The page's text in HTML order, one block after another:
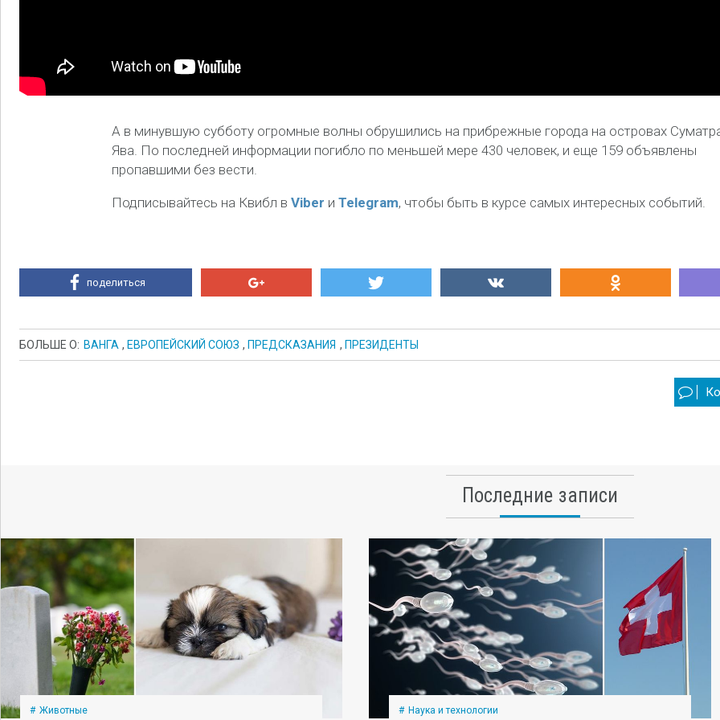
А в минувшую субботу огромные волны обрушились на прибрежные города на островах
Ява. По последней информации погибло по меньшей мере 430 человек, и еще 159 объявлены
пропавшими без вести.
Подписывайтесь на Квибл в Viber и Telegram, чтобы быть в курсе самых интересных событий.
поделиться
БОЛЬШЕ О: ВАНГА , ЕВРОПЕЙСКИЙ СОЮЗ , ПРЕДСКАЗАНИЯ , ПРЕЗИДЕНТЫ
Последние записи
Животные Наука и технологии